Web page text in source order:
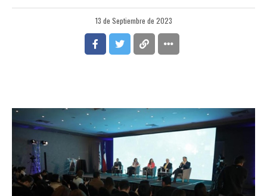
13 de Septiembre de 2023